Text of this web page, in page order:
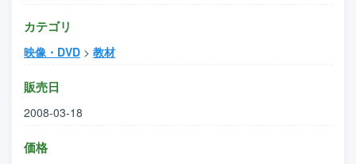
カテゴリ
映像・DVD > 教材
販売日
2008-03-18
価格